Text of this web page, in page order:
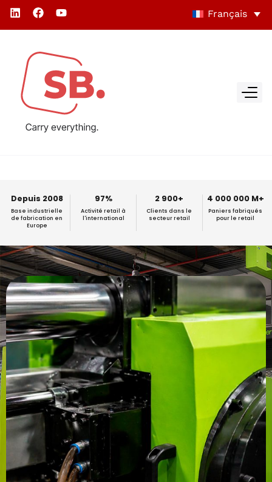
Français
Depuis 2008
Base industrielle
de fabrication en
Europe
97%
Activité retail à
l'international
2 900+
Clients dans le
secteur retail
4 000 000 M+
Paniers fabriqués
pour le retail